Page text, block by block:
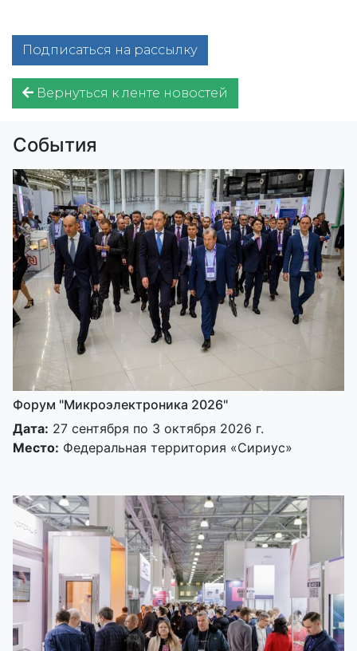
Подписаться на рассылку
Вернуться к ленте новостей
События
Форум "Микроэлектроника 2026"
Дата: 27 сентября по 3 октября 2026 г.
Место: Федеральная территория «Сириус»